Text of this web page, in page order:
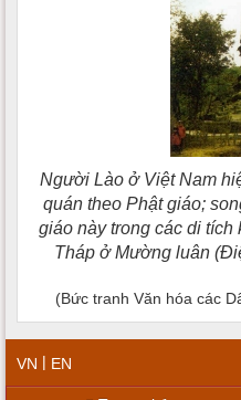
Người Lào ở Việt Nam
quán theo Phật giáo;
giáo này trong các di tích
Tháp ở Mường luân
(Bức tranh Văn hóa các
VN | EN